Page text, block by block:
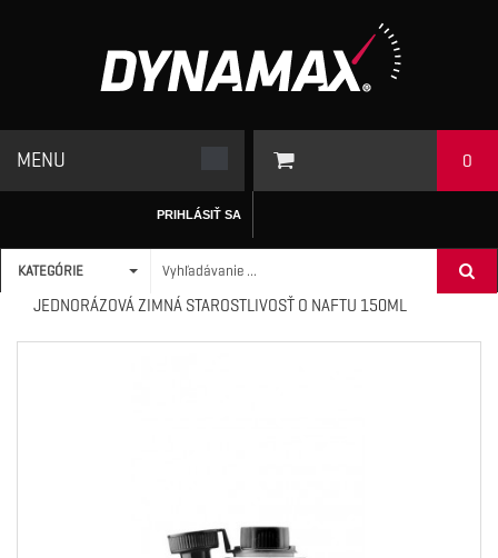
MENU 0
PRIHLÁSIŤ SA
KATEGÓRIE
ÚVODNÁ STRÁNKA / ADITÍVA > DIESEL
JEDNORÁZOVÁ ZIMNÁ STAROSTLIVOSŤ O NAFTU 150ML